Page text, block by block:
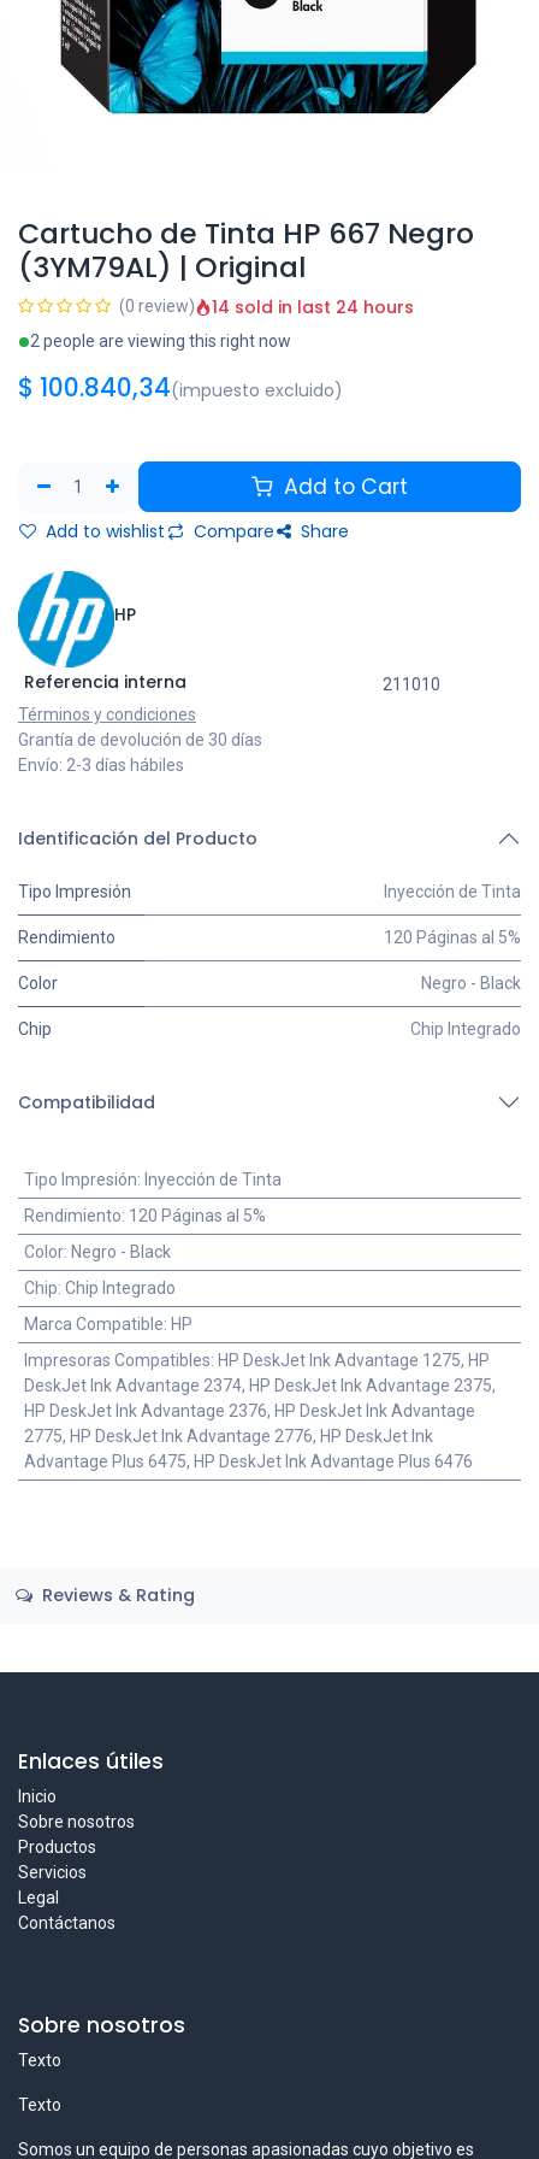
Cartucho de Tinta HP 667 Negro
(3YM79AL) | Original
(0 review) 14 sold in last 24 hours
2 people are viewing this right now
$ 100.840,34(impuesto excluido)
Add to Cart
Add to wishlist Compare Share
HP
Referencia interna
211010
Términos y condiciones
Grantía de devolución de 30 días
Envío: 2-3 días hábiles
Identificación del Producto
Tipo Impresión Inyección de Tinta
Rendimiento 120 Páginas al 5%
Color Negro - Black
Chip Chip Integrado
Compatibilidad
Tipo Impresión: Inyección de Tinta
Rendimiento: 120 Páginas al 5%
Color: Negro - Black
Chip: Chip Integrado
Marca Compatible: HP
Impresoras Compatibles: HP DeskJet Ink Advantage 1275, HP
DeskJet Ink Advantage 2374, HP DeskJet Ink Advantage 2375,
HP DeskJet Ink Advantage 2376, HP DeskJet Ink Advantage
2775, HP DeskJet Ink Advantage 2776, HP DeskJet Ink
Advantage Plus 6475, HP DeskJet Ink Advantage Plus 6476
Reviews & Rating
Enlaces útiles
Inicio
Sobre nosotros
Productos
Servicios
Legal
Contáctanos
Sobre nosotros
Texto
Texto
Somos un equipo de personas apasionadas cuyo objetivo es